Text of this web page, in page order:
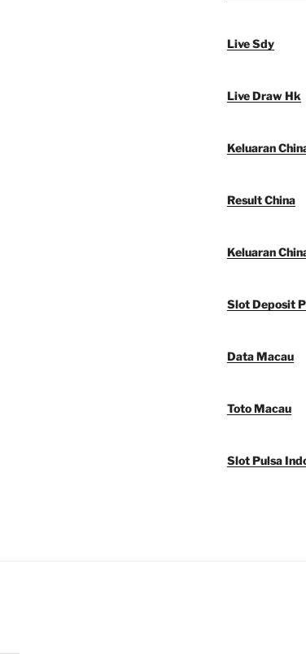
Live Sdy
Live Draw Hk
Keluaran
Result China
Keluaran
Slot Deposit
Data Macau
Toto Macau
Slot Pulsa